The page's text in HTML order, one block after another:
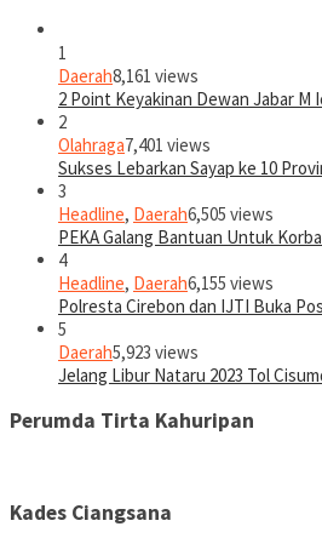
1
Daerah8,161 views
2 Point Keyakinan Dewan Jabar M
2
Olahraga7,401 views
Sukses Lebarkan Sayap ke 10
3
Headline, Daerah6,505 views
PEKA Galang Bantuan Untuk
4
Headline, Daerah6,155 views
Polresta Cirebon dan IJTI Buka
5
Daerah5,923 views
Jelang Libur Nataru 2023 Tol
Perumda Tirta Kahuripan
Kades Ciangsana